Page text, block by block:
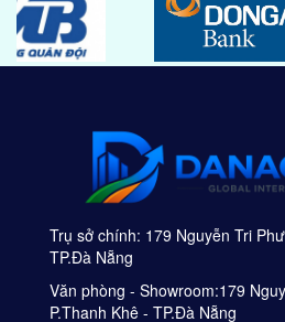
Trụ sở chính: 179 Nguyễn Tri
TP.Đà Nẵng
Văn phòng - Showroom:179
P.Thanh Khê - TP.Đà Nẵng